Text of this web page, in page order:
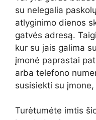
su nelegalia
atlyginimo dienos
gatvės adresą.
kur su jais galima
įmonė paprastai
arba telefono
susisiekti su
Turėtumėte imtis